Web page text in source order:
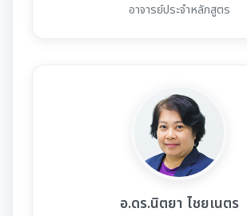
อาจารย์ประจำหลักสูตร
อ.ดร.นิตยา ไชยเนตร